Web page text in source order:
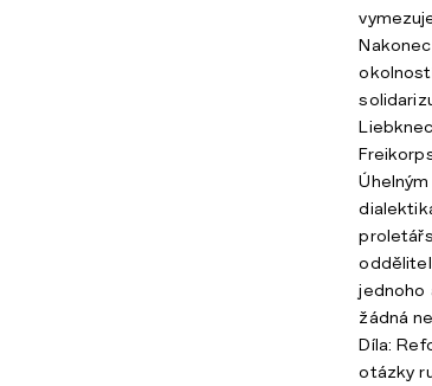
jednoho
žádná
Díla:
otázky